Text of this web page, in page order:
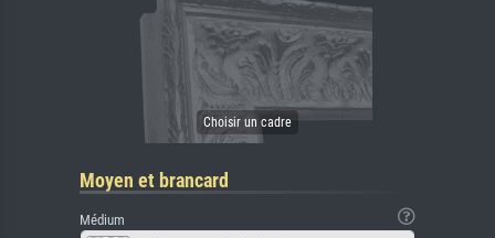
Moyen et brancard
Médium